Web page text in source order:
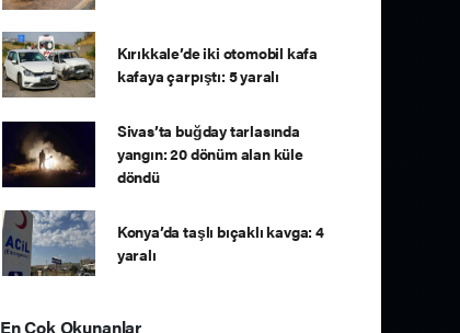
Kırıkkale’de iki otomobil kafa
kafaya çarpıştı: 5 yaralı
Sivas’ta buğday tarlasında
yangın: 20 dönüm alan küle
döndü
Konya’da taşlı bıçaklı kavga: 4
yaralı
En Çok Okunanlar